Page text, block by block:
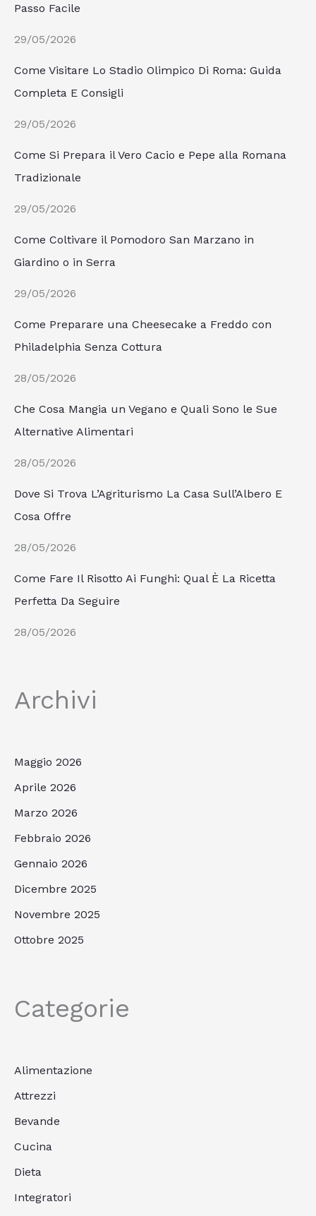
Passo Facile
29/05/2026
Come Visitare Lo Stadio Olimpico Di Roma: Guida
Completa E Consigli
29/05/2026
Come Si Prepara il Vero Cacio e Pepe alla Romana
Tradizionale
29/05/2026
Come Coltivare il Pomodoro San Marzano in
Giardino o in Serra
29/05/2026
Come Preparare una Cheesecake a Freddo con
Philadelphia Senza Cottura
28/05/2026
Che Cosa Mangia un Vegano e Quali Sono le Sue
Alternative Alimentari
28/05/2026
Dove Si Trova L’Agriturismo La Casa Sull’Albero E
Cosa Offre
28/05/2026
Come Fare Il Risotto Ai Funghi: Qual È La Ricetta
Perfetta Da Seguire
28/05/2026
Archivi
Maggio 2026
Aprile 2026
Marzo 2026
Febbraio 2026
Gennaio 2026
Dicembre 2025
Novembre 2025
Ottobre 2025
Categorie
Alimentazione
Attrezzi
Bevande
Cucina
Dieta
Integratori